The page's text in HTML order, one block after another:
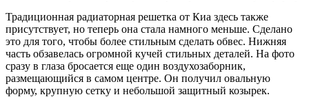
Традиционная радиаторная решетка от Киа здесь также
присутствует, но теперь она стала намного меньше. Сделано
это для того, чтобы более стильным сделать обвес. Нижняя
часть обзавелась огромной кучей стильных деталей. На фото
сразу в глаза бросается еще один воздухозаборник,
размещающийся в самом центре. Он получил овальную
форму, крупную сетку и небольшой защитный козырек.